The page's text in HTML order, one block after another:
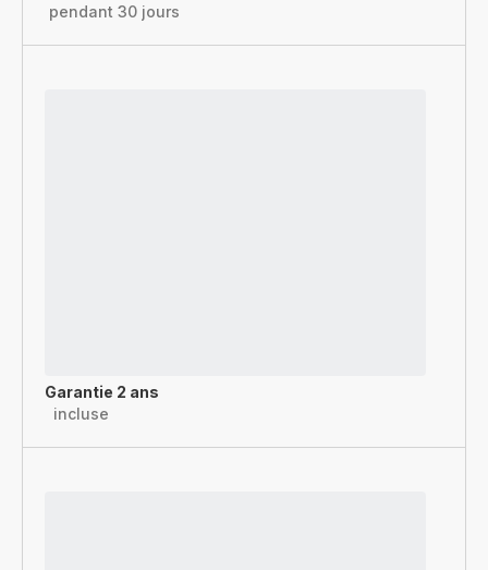
pendant 30 jours
Garantie 2 ans
incluse